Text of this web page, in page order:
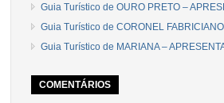
Guia Turístico de OURO PRETO –
Guia Turístico de CORONEL
Guia Turístico de MARIANA –
COMENTÁRIOS